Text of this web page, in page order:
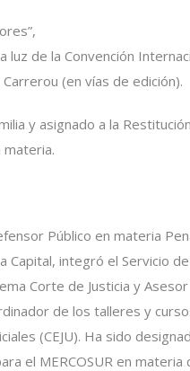
luz de la Convención
(en vías de edición).
y asignado a la Restitución
materia.
Público en materia
Capital, integró el Servicio
Corte de Justicia y
de los talleres y
(CEJU). Ha sido
el MERCOSUR en materia